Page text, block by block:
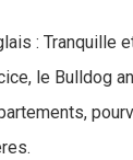
: Tranquille
le Bulldog